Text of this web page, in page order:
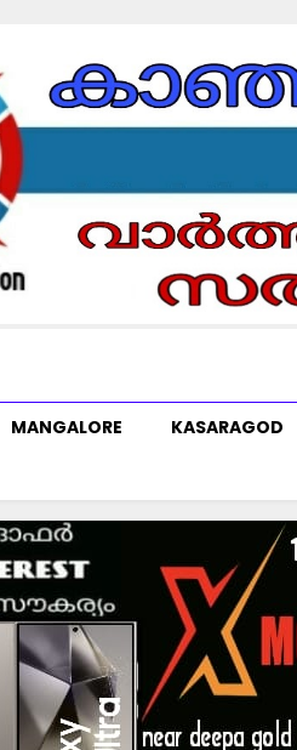
MANGALORE KASARAGOD